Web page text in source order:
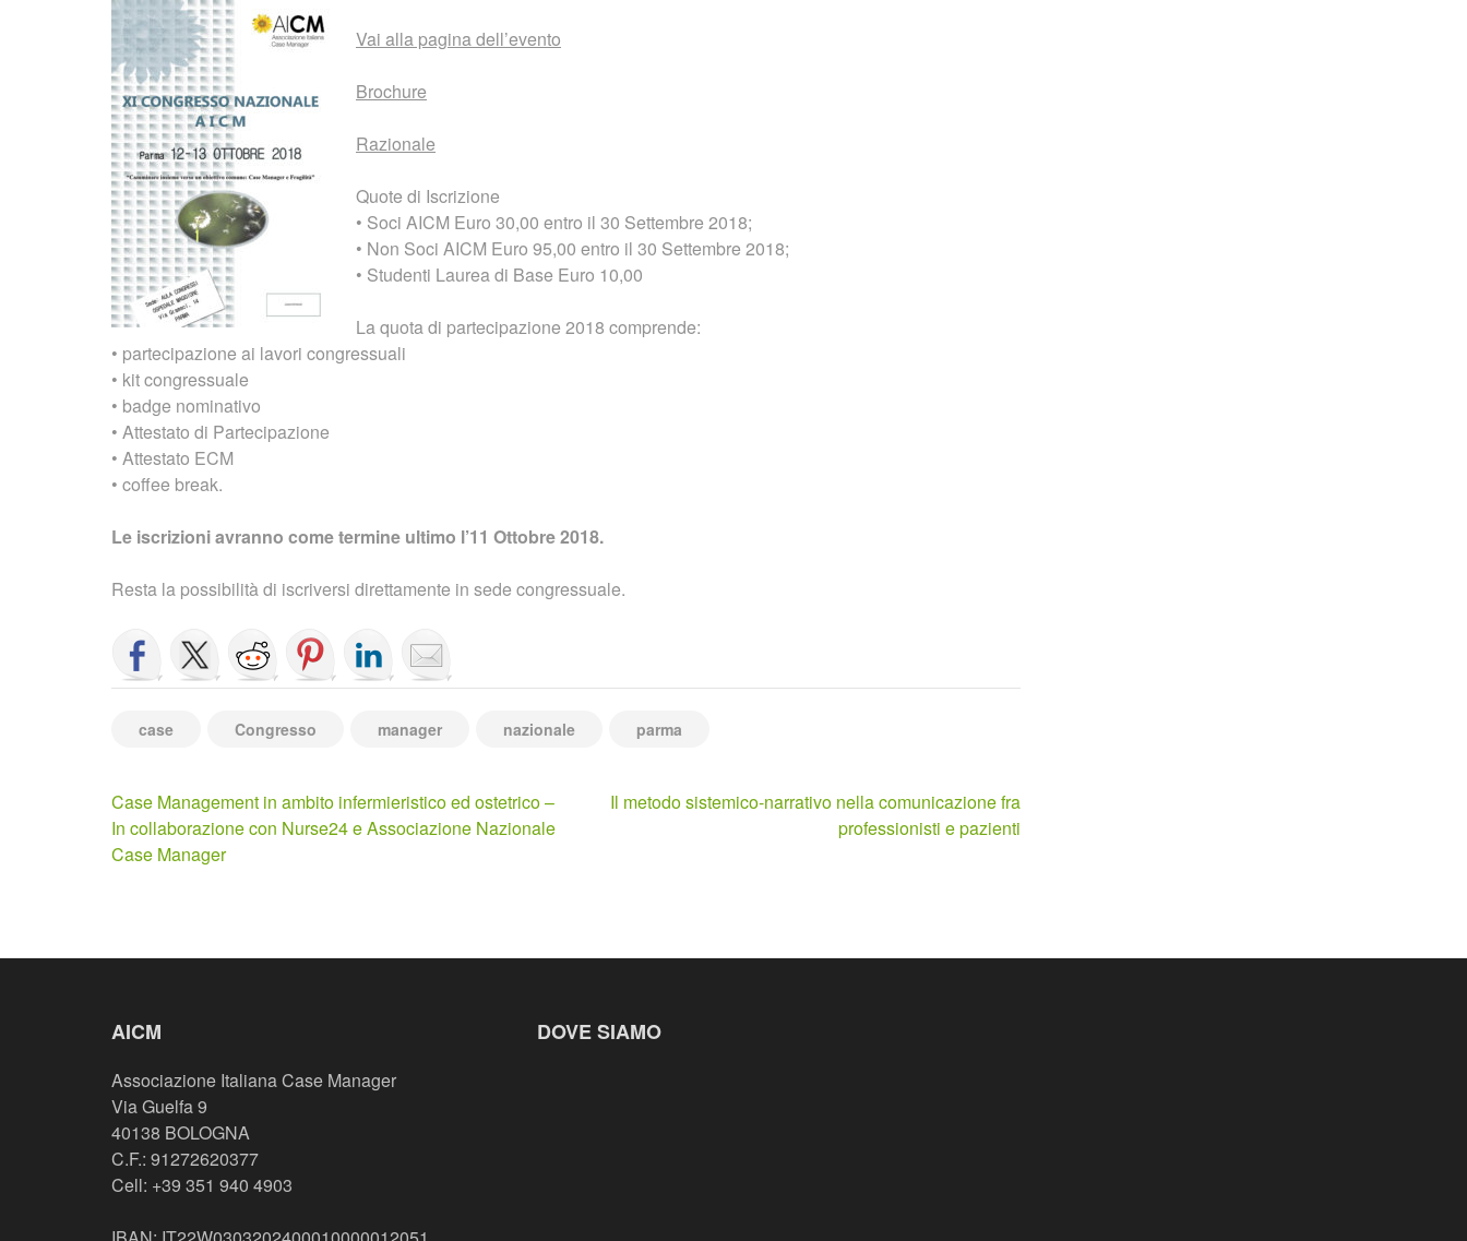
Vai alla pagina dell’evento
Brochure
Razionale
Quote di Iscrizione
• Soci AICM Euro 30,00 entro il 30 Settembre 2018;
• Non Soci AICM Euro 95,00 entro il 30 Settembre 2018;
• Studenti Laurea di Base Euro 10,00
La quota di partecipazione 2018 comprende:
• partecipazione ai lavori congressuali
• kit congressuale
• badge nominativo
• Attestato di Partecipazione
• Attestato ECM
• coffee break.
Le iscrizioni avranno come termine ultimo l’11 Ottobre 2018.
Resta la possibilità di iscriversi direttamente in sede congressuale.
case Congresso manager nazionale parma
Navigazione
articoli
Case Management in ambito infermieristico ed ostetrico –
In collaborazione con Nurse24 e Associazione Nazionale
Case Manager
Il metodo sistemico-narrativo nella comunicazione fra
professionisti e pazienti
AICM
Associazione Italiana Case Manager
Via Guelfa 9
40138 BOLOGNA
C.F.: 91272620377
Cell: +39 351 940 4903
DOVE SIAMO